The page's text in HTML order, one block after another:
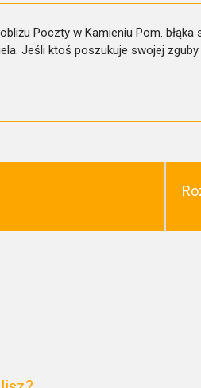
Poczty w Kamieniu Pom.
Jeśli ktoś poszukuje swojej